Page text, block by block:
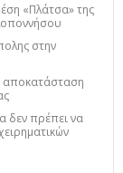
«Πλάτσα» της
στην
αποκατάσταση
δεν πρέπει να